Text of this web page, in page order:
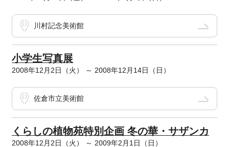
川村記念美術館
小学生写真展
2008年12月2日（火） ～ 2008年12月14日（日）
佐倉市立美術館
くらしの植物苑特別企画 冬の華・サザンカ
2008年12月2日（火） ～ 2009年2月1日（日）